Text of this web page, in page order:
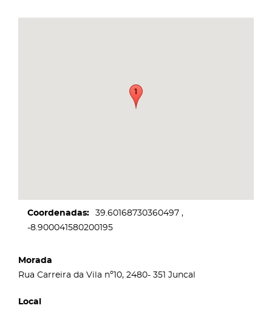
Coordenadas
39.60168730360497
-8.900041580200195
Morada
Rua Carreira da Vila nº10, 2480- 351 Juncal
Local